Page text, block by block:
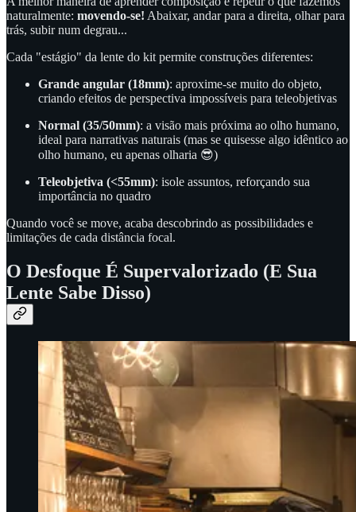
naturalmente: movendo-se! Abaixar, andar para a direita, olhar para
trás, subir num degrau...
Cada "estágio" da lente do kit permite construções diferentes:
Grande angular (18mm): aproxime-se muito do objeto,
criando efeitos de perspectiva impossíveis para teleobjetivas
Normal (35/50mm): a visão mais próxima ao olho humano,
ideal para narrativas naturais (mas se quisesse algo idêntico ao
olho humano, eu apenas olharia 😎)
Teleobjetiva (<55mm): isole assuntos, reforçando sua
importância no quadro
Quando você se move, acaba descobrindo as possibilidades e
limitações de cada distância focal.
O Desfoque É Supervalorizado (E Sua
Lente Sabe Disso)